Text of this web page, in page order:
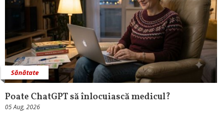
Sănătate
Poate ChatGPT să înlocuiască medicul?
05 Aug, 2026